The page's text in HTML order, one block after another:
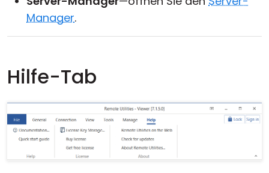
Manager.
Hilfe-Tab